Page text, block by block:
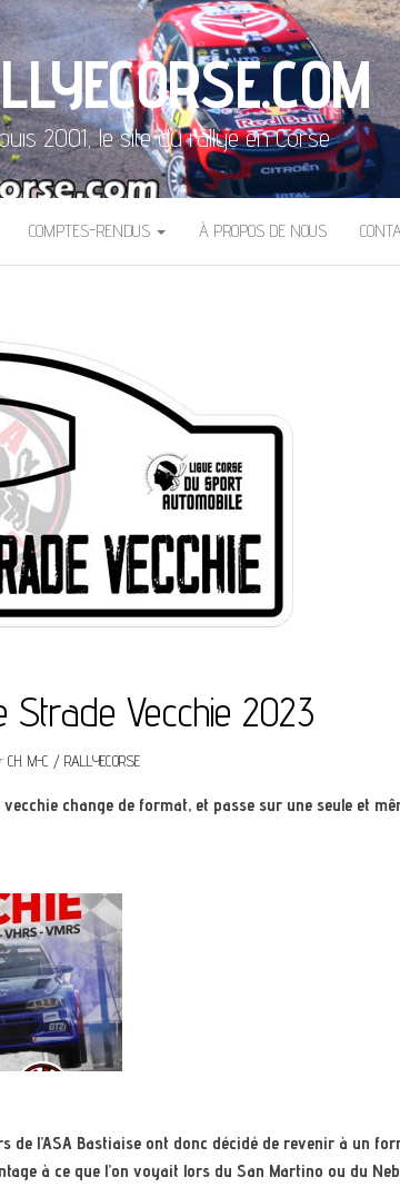
2001, le site du rallye en Corse
COMPTES-RENDUS À PROPOS DE NOUS
Strade Vecchie 2023
CH. M-C / RALLYECORSE
change de format, et passe sur une seule et
l’ASA Bastiaise ont donc décidé de revenir à un
à ce que l’on voyait lors du San Martino ou du